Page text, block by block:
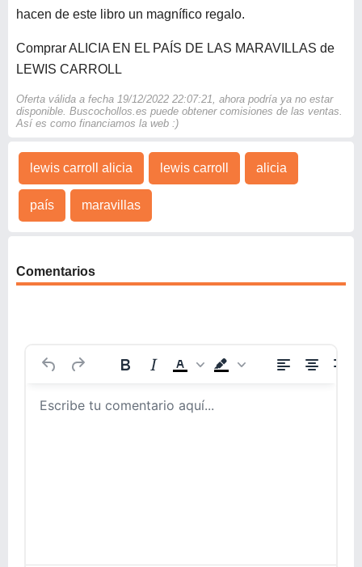
hacen de este libro un magnífico regalo.
Comprar ALICIA EN EL PAÍS DE LAS MARAVILLAS de
LEWIS CARROLL
Oferta válida a fecha 19/12/2022 22:07:21, ahora podría ya no estar
disponible. Buscochollos.es puede obtener comisiones de las ventas.
Así es como financiamos la web :)
lewis carroll alicia lewis carroll alicia
país maravillas
Comentarios